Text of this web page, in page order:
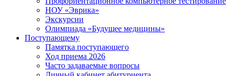
НОУ «Эврика»
Экскурсии
Олимпиада «Будущее медицины»
Поступающему
Памятка поступающего
Ход приема 2026
Часто задаваемые вопросы